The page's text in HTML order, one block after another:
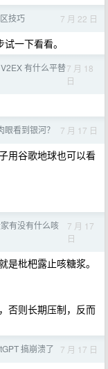
技巧 7 月 22 日
一下看看。
有什么平替7 月 18
日
看到银河？ 7 月 17 日
用谷歌地球也可以看
有没有什么咳
7 月 17
日
枇杷露止咳糖浆。
否则长期压制，反而
搞崩溃了 7 月 17 日